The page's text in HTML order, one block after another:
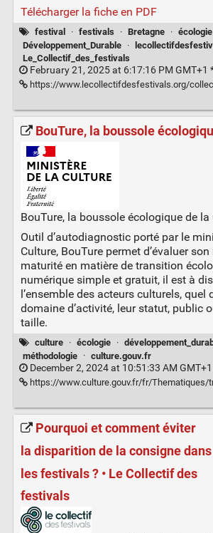
Télécharger la fiche en PDF
festival · festivals · Bretagne · écologie
Développement_Durable
·
Le_Collectif_des_festivals
February 21, 2025 at 6:17:16 PM GMT+1 *
https://www.lecollectifdesfestivals.org/collectif/2025/02/fiche-pratique-ameliorer-la-communication-
BouTure, la boussole
BouTure, la boussole écologique de la
Outil d’autodiagnostic porté par le
Culture, BouTure permet d’évaluer
maturité en matière de transition
numérique simple et gratuit, il est à
l’ensemble des acteurs culturels, quel
domaine d’activité, leur statut, public
taille.
culture · écologie ·
méthodologie
· culture.gouv.fr
December 2, 2024 at 10:51:33 AM GMT+1
https://www.culture.gouv.fr/fr/Thematiques/transition-ecologique/Centre-de-ressources-Transition-ecologique-de-la-
Pourquoi et comment éviter
la disparition de la consigne dans
les festivals ? • Le Collectif des
festivals